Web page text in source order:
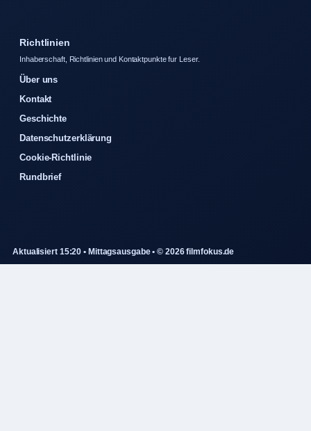
Richtlinien
Inhaberschaft, Richtlinien und Kontaktpunkte fur Leser.
Über uns
Kontakt
Geschichte
Datenschutzerklärung
Cookie-Richtlinie
Rundbrief
Aktualisiert 15:20 • Mittagsausgabe • © 2026 filmfokus.de